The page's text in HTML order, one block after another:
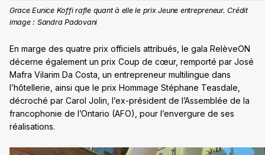
Grace Eunice Koffi rafle quant à elle le prix Jeune entrepreneur. Crédit
image : Sandra Padovani
En marge des quatre prix officiels attribués, le gala RelèveON
décerne également un prix Coup de cœur, remporté par José
Mafra Vilarim Da Costa, un entrepreneur multilingue dans
l’hôtellerie, ainsi que le prix Hommage Stéphane Teasdale,
décroché par Carol Jolin, l’ex-président de l’Assemblée de la
francophonie de l’Ontario (AFO), pour l’envergure de ses
réalisations.